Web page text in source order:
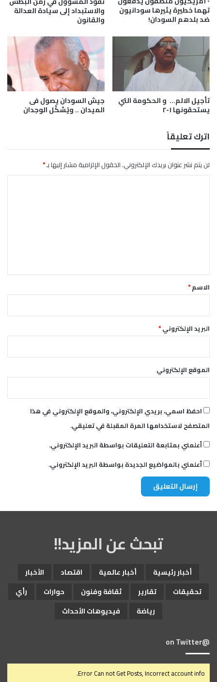
ن
ي
ن
س
ن
ا
ة
ل
ع
ن
ا
ل
ل
م
ن
ي
و
ق
تهما خطيرة يثيرها سودانيون
ضد بلدهم السودان!
والاستبداد إلى سيادة العدالة
والقانون
تأجيل الالم… و الحكومة التي
يستحقونها ١-٢
جيش السودان يصول فى
الميدان .. ويُشكِّل الوجدان
اترك تعليقاً
لن يتم نشر عنوان بريدك الإلكتروني.الحقول الإلزامية مشار إليها بـ*
*الاسم*
البريد الإلكتروني*
الموقع الإلكتروني
احفظ اسمي، بريدي الإلكتروني، والموقع الإلكتروني في هذا
المتصفح لاستخدامها المرة المقبلة في تعليقي.
أعلمني بمتابعة التعليقات بواسطة البريد الإلكتروني.
أعلمني بالمواضيع الجديدة بواسطة البريد الإلكتروني.
تبحث عن المزيد!!
أخبار رئيسية أخبار عالمية اقتصاد
الأخبار
تحقيقات
تقارير ثقافة وفنون حوارات
رأي
رياضة
فيديوهات الأحداث
@on Twitter
Error Can not Get Posts, Incorrect account info.